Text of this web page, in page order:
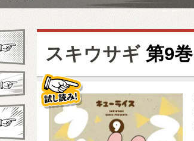
スキウサギ 第9巻
試し読み！